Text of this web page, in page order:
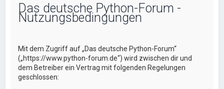
Das deutsche Python-Forum -
Nutzungsbedingungen
Mit dem Zugriff auf „Das deutsche Python-Forum“
(„https://www.python-forum.de“) wird zwischen dir und
dem Betreiber ein Vertrag mit folgenden Regelungen
geschlossen: